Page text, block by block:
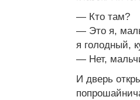
— Кто там?
— Это я,
я голодный,
— Нет,
И дверь